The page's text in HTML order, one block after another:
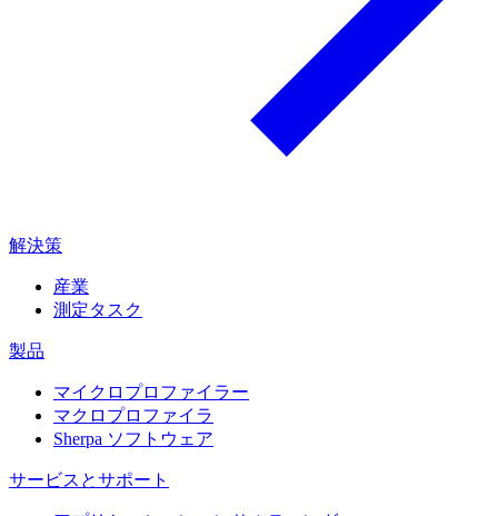
解決策
産業
測定タスク
製品
マイクロプロファイラー
マクロプロファイラ
Sherpa ソフトウェア
サービスとサポート